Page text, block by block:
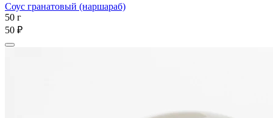
Соус гранатовый (наршараб)
50 г
50 ₽